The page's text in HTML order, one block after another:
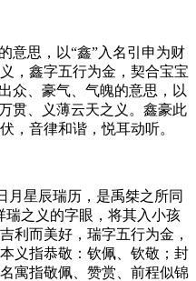
思，以“鑫”入名引申为财
，鑫字五行为金，契合宝宝
众、豪气、气魄的意思，以
贯、义薄云天之义。鑫豪此
，音律和谐，悦耳动听。
星辰瑞历，是禹桀之所同
瑞之义的字眼，将其入小孩
利而美好，瑞字五行为金，
义指恭敬：钦佩、钦敬；封
寓指敬佩、赞赏、前程似锦